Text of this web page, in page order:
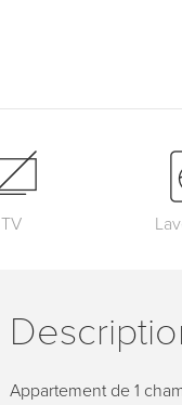
TV
Appartement de 1